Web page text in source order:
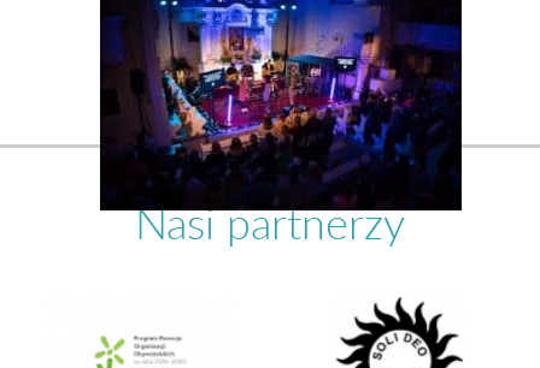
Nasi partnerzy